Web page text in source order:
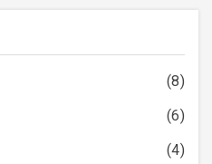
(8)
(6)
(4)